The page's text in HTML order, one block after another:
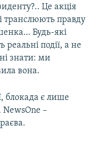
Це акція
транслюють правду
Будь-які
реальні події, а не
знати: ми
вона.
блокада є лише
NewsОne –